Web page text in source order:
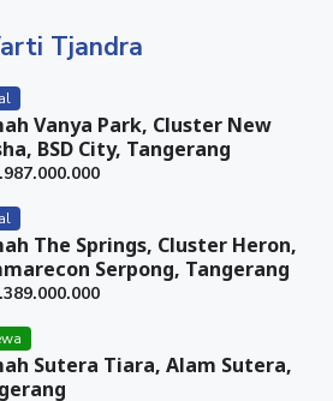
Tjandra
Vanya Park, Cluster New
BSD City, Tangerang
The Springs, Cluster Heron,
Serpong, Tangerang
Sutera Tiara, Alam Sutera,